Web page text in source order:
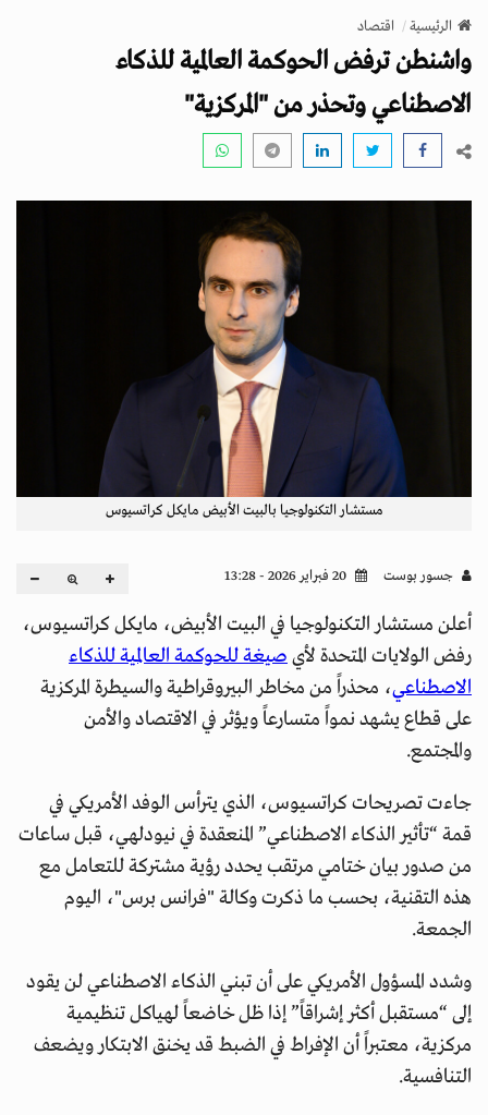
v
i
g
a
n
الرئيسية اقتصاد
واشنطن ترفض الحوكمة العالمية للذكاء
الاصطناعي وتحذر من "المركزية"
مستشار التكنولوجيا بالبيت الأبيض مايكل كراتسيوس
جسور بوست
أعلن مستشار التكنولوجيا في البيت الأبيض، مايكل كراتسيوس،
رفض الولايات المتحدة لأيصيغة للحوكمة العالمية للذكاء
الاصطناعي، محذراً من مخاطر البيروقراطية والسيطرة المركزية
على قطاع يشهد نمواً متسارعاً ويؤثر في الاقتصاد والأمن
والمجتمع.
جاءت تصريحات كراتسيوس، الذي يترأس الوفد الأمريكي في
قمة “تأثير الذكاء الاصطناعي” المنعقدة في نيودلهي، قبل ساعات
من صدور بيان ختامي مرتقب يحدد رؤية مشتركة للتعامل مع
هذه التقنية، بحسب ما ذكرت وكالة "فرانس برس"، اليوم
الجمعة.
وشدد المسؤول الأمريكي على أن تبني الذكاء الاصطناعي لن يقود
إلى “مستقبل أكثر إشراقاً” إذا ظل خاضعاً لهياكل تنظيمية
مركزية، معتبراً أن الإفراط في الضبط قد يخنق الابتكار ويضعف
التنافسية.